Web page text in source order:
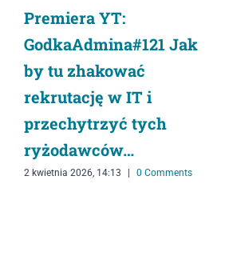
Premiera YT:
GodkaAdmina#121 Jak
by tu zhakować
rekrutację w IT i
przechytrzyć tych
ryżodawców…
2 kwietnia 2026, 14:13 | 0 Comments